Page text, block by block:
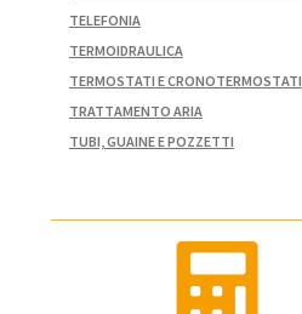
TELEFONIA
TERMOIDRAULICA
TERMOSTATI E CRONOTERMOSTATI
TRATTAMENTO ARIA
TUBI, GUAINE E POZZETTI